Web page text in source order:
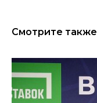
Смотрите также